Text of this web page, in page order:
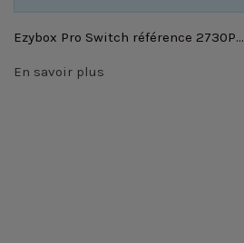
Ezybox Pro Switch référence 2730P...
En savoir plus